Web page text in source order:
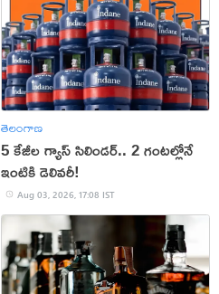
తెలంగాణ
5 కేజీల గ్యాస్ సిలిండర్.. 2 గంటల్లోనే
ఇంటికి డెలివరీ!
Aug 03, 2026, 17:08 IST